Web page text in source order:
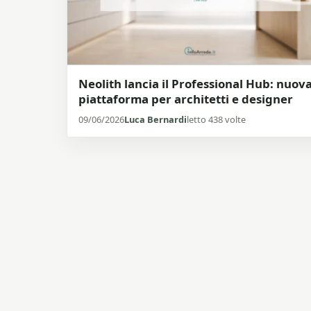
Neolith lancia il Professional Hub:
piattaforma per architetti e designer
09/06/2026Luca Bernardiletto 438 volte